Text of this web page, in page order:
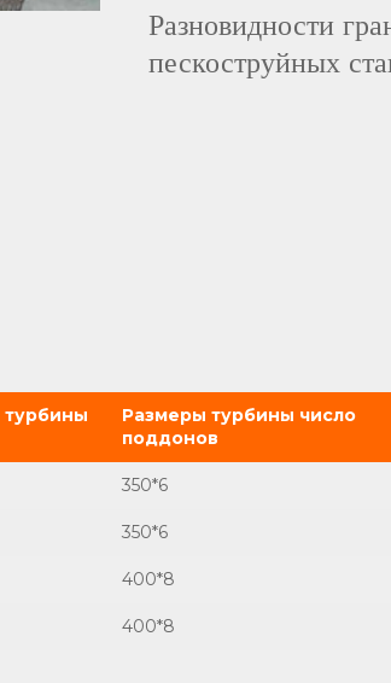
Разновидности
пескоструйных
Размеры турбины число
поддонов
350*6
350*6
400*8
400*8